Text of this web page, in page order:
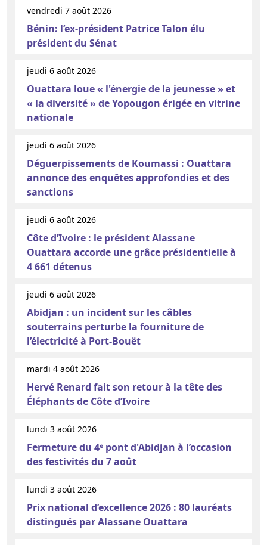
vendredi 7 août 2026
Bénin: l’ex-président Patrice Talon élu
président du Sénat
jeudi 6 août 2026
Ouattara loue « l'énergie de la jeunesse » et
« la diversité » de Yopougon érigée en vitrine
nationale
jeudi 6 août 2026
Déguerpissements de Koumassi : Ouattara
annonce des enquêtes approfondies et des
sanctions
jeudi 6 août 2026
Côte d’Ivoire : le président Alassane
Ouattara accorde une grâce présidentielle à
4 661 détenus
jeudi 6 août 2026
Abidjan : un incident sur les câbles
souterrains perturbe la fourniture de
l’électricité à Port-Bouët
mardi 4 août 2026
Hervé Renard fait son retour à la tête des
Éléphants de Côte d’Ivoire
lundi 3 août 2026
Fermeture du 4ᵉ pont d'Abidjan à l’occasion
des festivités du 7 août
lundi 3 août 2026
Prix national d’excellence 2026 : 80 lauréats
distingués par Alassane Ouattara